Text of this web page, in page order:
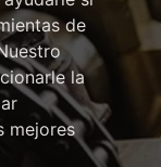
de
la
mejores